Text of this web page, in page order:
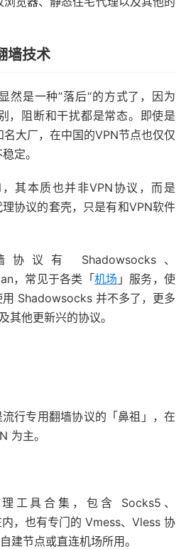
墙技术
然是一种”落后“的方式了，因为
，阻断和干扰都是常态。即使是
大厂，在中国的VPN节点也仅仅
定。
其本质也并非VPN协议，而是
协议的套壳，只是有和VPN软件
议有 Shadowsocks、
，常见于各类「机场 」服务，使
用 Shadowsocks 并不多了，更多
其他更新兴的协议。
行专用翻墙协议的「鼻祖」，在
为主。
工具合集，包含 Socks5、
，也有专门的 Vmess、Vless 协
建节点或直连机场所用。